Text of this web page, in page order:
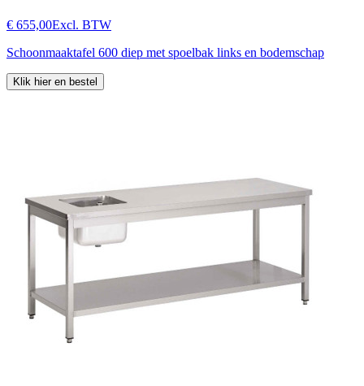
€ 655,00Excl. BTW
Schoonmaaktafel 600 diep met spoelbak links en bodemschap
Klik hier en bestel